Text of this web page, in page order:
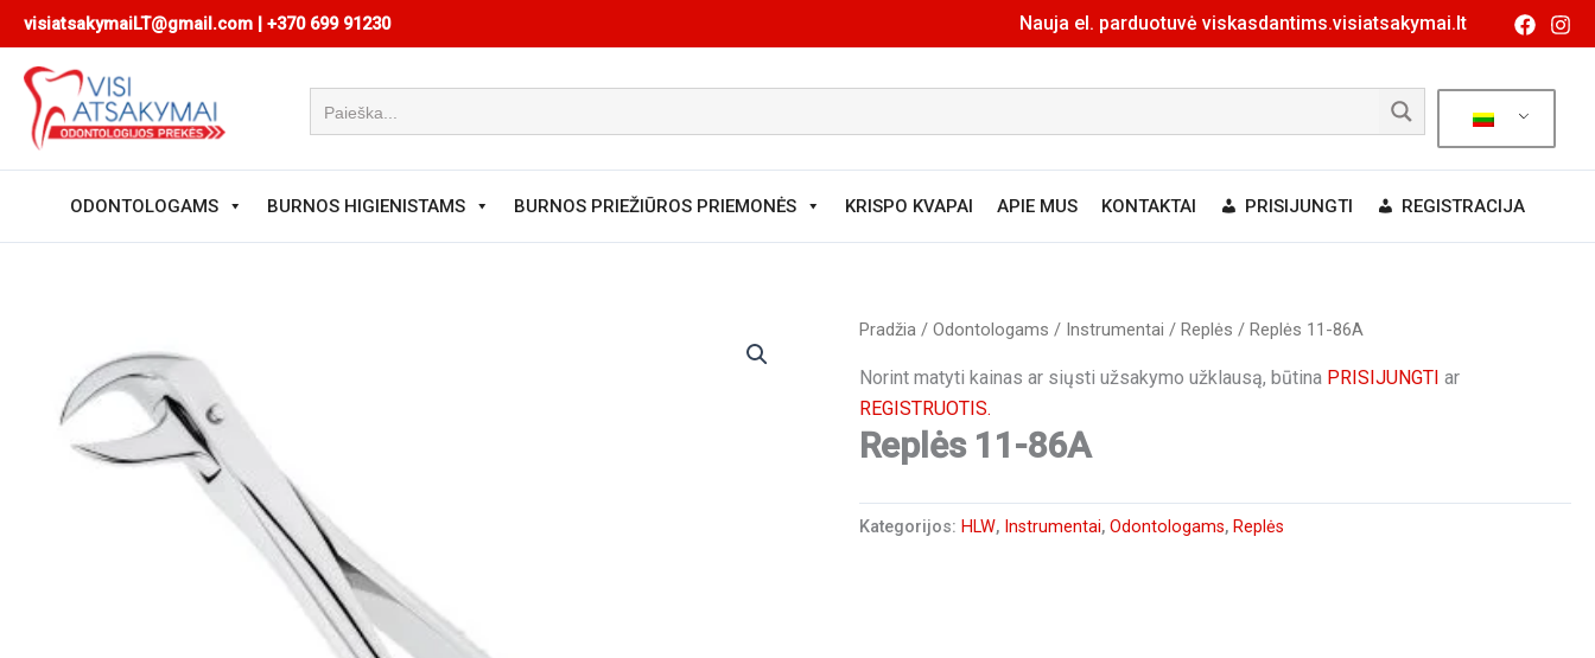
Pereiti
prie
turinio
visiatsakymaiLT@gmail.com | +370 699 91230 Nauja el. parduotuvė viskasdantims.visiatsakymai.lt
ODONTOLOGAMS BURNOS HIGIENISTAMS BURNOS PRIEŽIŪROS PRIEMONĖS KRISPO KVAPAI APIE MUS KONTAKTAI PRISIJUNGTI REGISTRACIJA
Pradžia /Odontologams / Instrumentai /Replės / Replės 11-86A
Norint matyti kainas ar siųsti užsakymo užklausą, būtina PRISIJUNGTI ar
REGISTRUOTIS.
Replės 11-86A
Kategorijos: HLW, Instrumentai,Odontologams, Replės